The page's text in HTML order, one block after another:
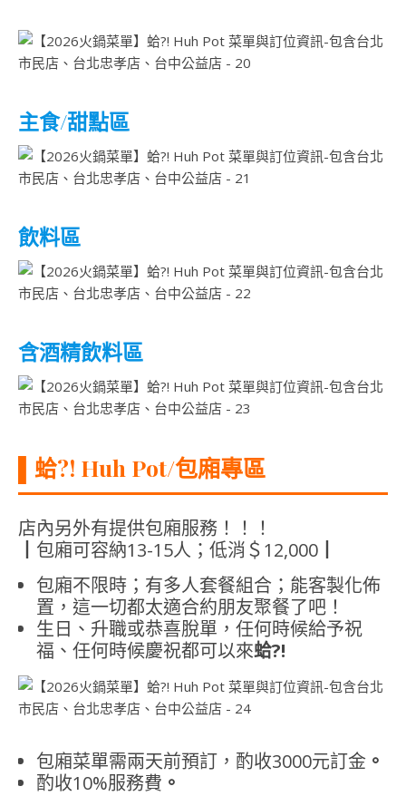
主食/甜點區
飲料區
含酒精飲料區
蛤?! Huh Pot/包廂專區
店內另外有提供包廂服務！！！
┃包廂可容納13-15人；低消＄12,000┃
包廂不限時；有多人套餐組合；能客製化佈
置，這一切都太適合約朋友聚餐了吧！
生日、升職或恭喜脫單，任何時候給予祝
福、任何時候慶祝都可以來蛤?!
包廂菜單需兩天前預訂，酌收3000元訂金 。
酌收10%服務費 。